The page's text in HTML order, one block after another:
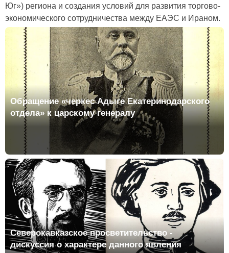
Юг») региона и создания условий для развития торгово-
экономического сотрудничества между ЕАЭС и Ираном.
Обращение «черкес Адыге Екатеринодарского
отдела» к царскому генералу
Северокавказское просветительство -
дискуссия о характере данного явления